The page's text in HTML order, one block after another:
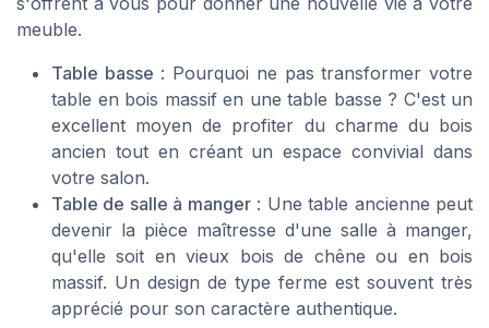
meuble.
Table basse : Pourquoi ne pas transformer votre
table en bois massif en une table basse ? C'est un
excellent moyen de profiter du charme du bois
ancien tout en créant un espace convivial dans
votre salon.
Table de salle à manger: Une table ancienne peut
devenir la pièce maîtresse d'une salle à manger,
qu'elle soit en vieux bois de chêne ou en bois
massif. Un design de type ferme est souvent très
apprécié pour son caractère authentique.